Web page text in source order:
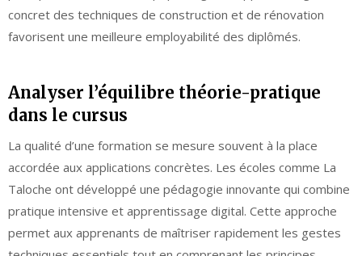
concret des techniques de construction et de rénovation
favorisent une meilleure employabilité des diplômés.
Analyser l’équilibre théorie-pratique
dans le cursus
La qualité d’une formation se mesure souvent à la place
accordée aux applications concrètes. Les écoles comme La
Taloche ont développé une pédagogie innovante qui combine
pratique intensive et apprentissage digital. Cette approche
permet aux apprenants de maîtriser rapidement les gestes